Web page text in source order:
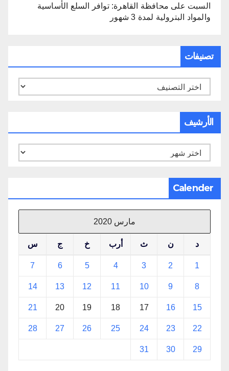
السبت على محافظة القاهرة: توافر السلع الأساسية
والمواد البترولية لمدة 3 شهور
تصنيفات
تصنيفات
الأرشيف
الأرشيف
Calender
مارس 2020
د ن ث أرب خ ج س
1
2
3
4
5
6
7
8
9
10
11
12
13
14
15
16
17
18
19
20
21
22
23
24
25
26
27
28
29
30
31